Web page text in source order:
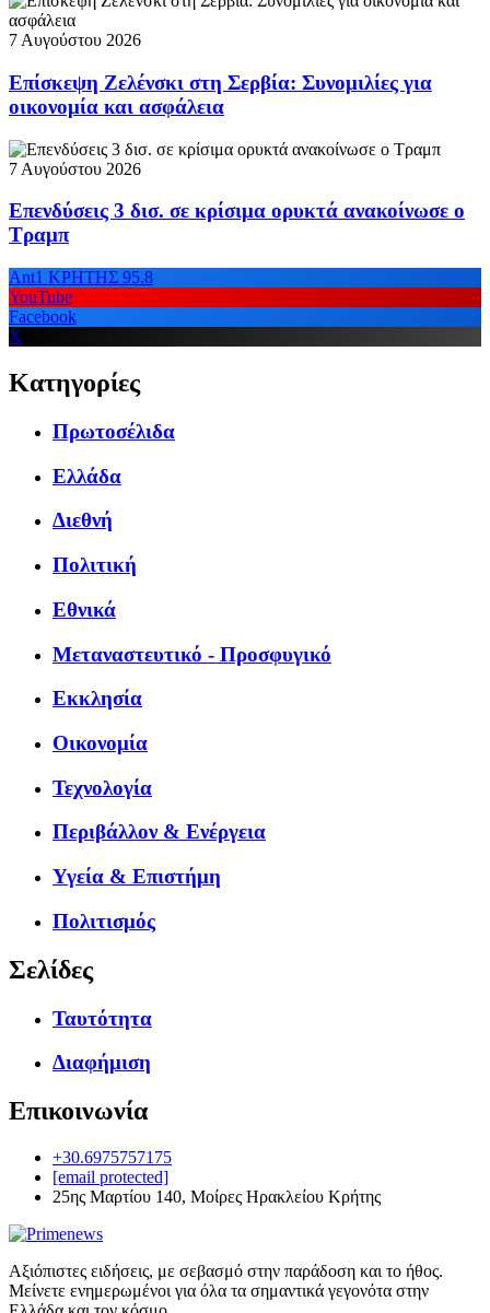
7 Αυγούστου 2026
Επίσκεψη Ζελένσκι στη Σερβία: Συνομιλίες για
οικονομία και ασφάλεια
7 Αυγούστου 2026
Επενδύσεις 3 δισ. σε κρίσιμα ορυκτά ανακοίνωσε ο
Τραμπ
Ant1 ΚΡΗΤΗΣ 95.8
YouTube
Facebook
X
Κατηγορίες
Πρωτοσέλιδα
Ελλάδα
Διεθνή
Πολιτική
Εθνικά
Μεταναστευτικό - Προσφυγικό
Εκκλησία
Οικονομία
Τεχνολογία
Περιβάλλον & Ενέργεια
Υγεία & Επιστήμη
Πολιτισμός
Σελίδες
Ταυτότητα
Διαφήμιση
Επικοινωνία
+30.6975757175
[email protected]
25ης Μαρτίου 140, Μοίρες Ηρακλείου Κρήτης
Αξιόπιστες ειδήσεις, με σεβασμό στην παράδοση και το ήθος.
Μείνετε ενημερωμένοι για όλα τα σημαντικά γεγονότα στην